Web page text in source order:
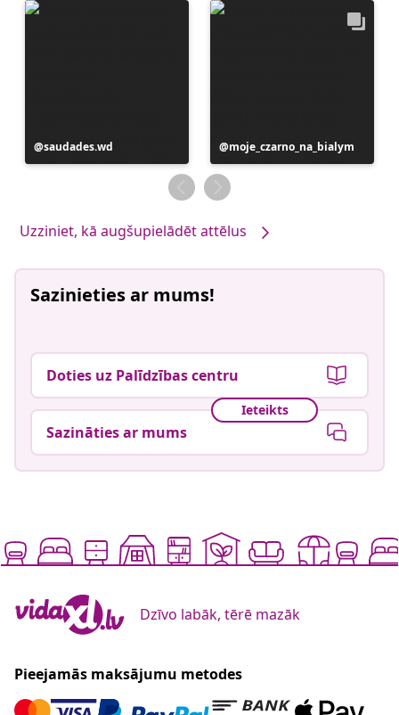
Ierakstu
publicējis
saudades.wd
Ierakstu
publicējis
moje_czarno_na_bialym
Uzziniet, kā augšupielādēt attēlus
Sazinieties ar mums!
Doties uz Palīdzības centru
Ieteikts
Sazināties ar mums
Dzīvo labāk, tērē mazāk
Pieejamās maksājumu metodes